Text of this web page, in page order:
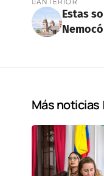
Estas
Más noticias